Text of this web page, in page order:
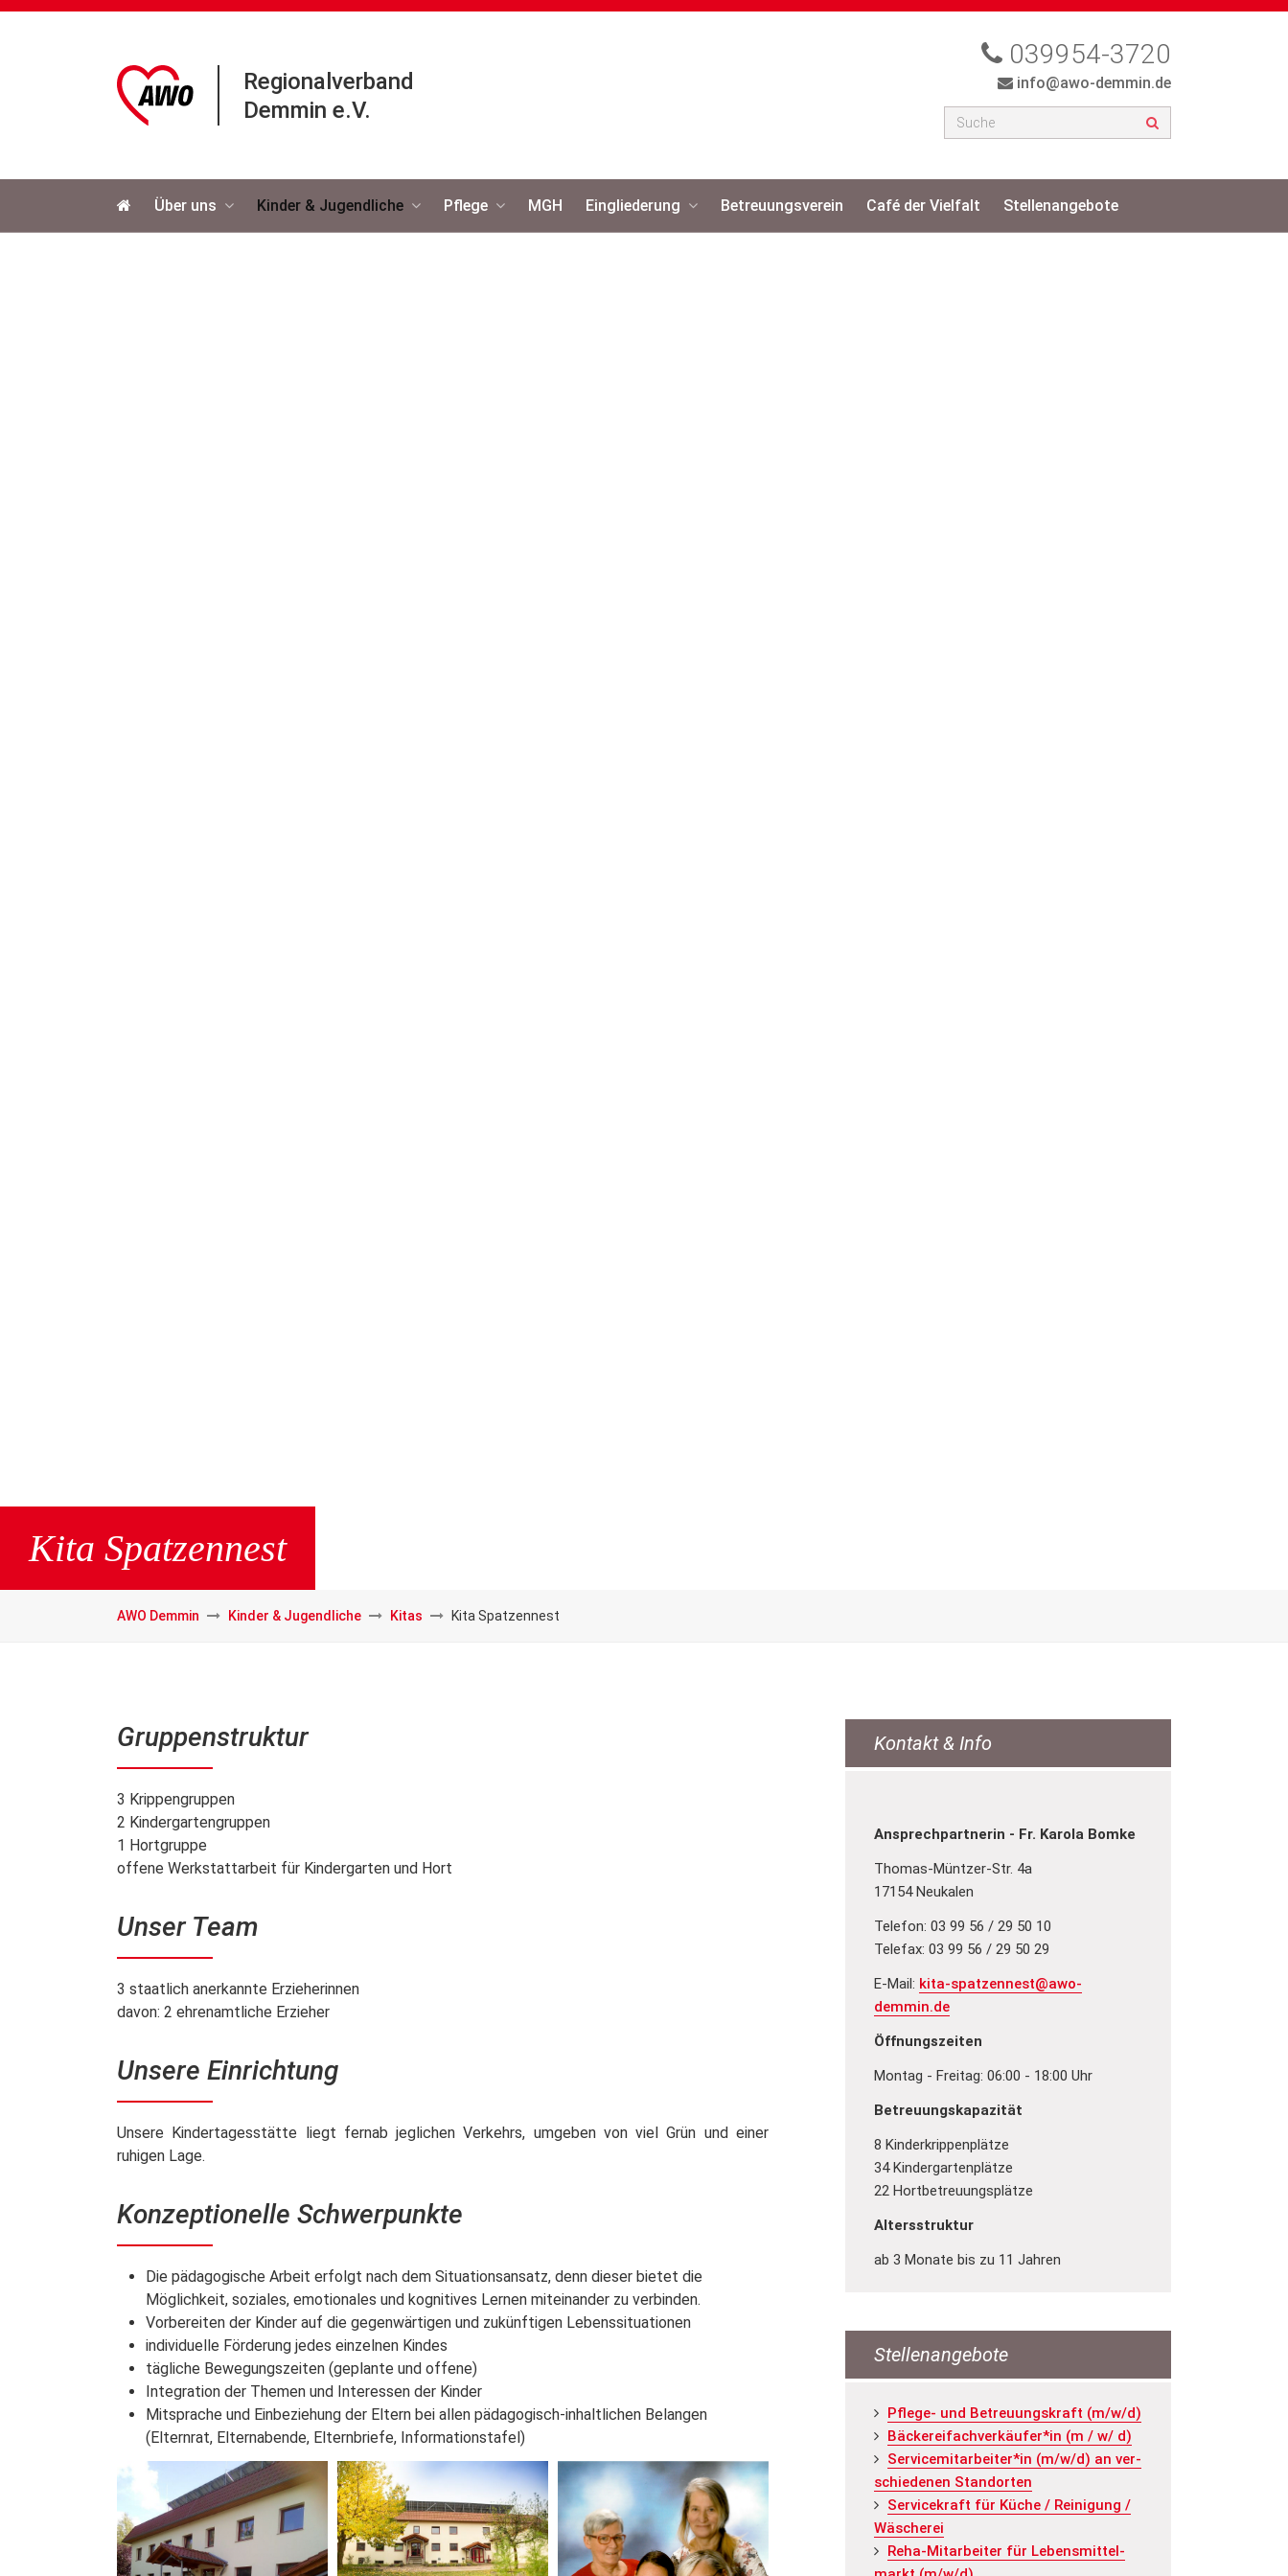
Regionalverband
Demmin e.V.
039954-3720
info@awo-demmin.de
Über uns Kinder & Jugendliche Pflege MGH Eingliederung Betreuungsverein Café der Vielfalt Stellenangebote
Kita Spatzennest
AWO Demmin Kinder & Jugendliche Kitas Kita Spatzennest
Gruppenstruktur
3 Krippengruppen
2 Kindergartengruppen
1 Hortgruppe
offene Werkstattarbeit für Kindergarten und Hort
Unser Team
3 staatlich anerkannte Erzieherinnen
davon: 2 ehrenamtliche Erzieher
Unsere Einrichtung
Unsere Kindertagesstätte liegt fernab jeglichen Verkehrs, umgeben von viel Grün und einer
ruhigen Lage.
Konzeptionelle Schwerpunkte
Die pädagogische Arbeit erfolgt nach dem Situationsansatz, denn dieser bietet die
Möglichkeit, soziales, emotionales und kognitives Lernen miteinander zu verbinden.
Vorbereiten der Kinder auf die gegenwärtigen und zukünftigen Lebenssituationen
individuelle Förderung jedes einzelnen Kindes
tägliche Bewegungszeiten (geplante und offene)
Integration der Themen und Interessen der Kinder
Mitsprache und Einbeziehung der Eltern bei allen pädagogisch-inhaltlichen Belangen
(Elternrat, Elternabende, Elternbriefe, Informationstafel)
Kontakt & Info
Ansprechpartnerin - Fr. Karola Bomke
Thomas-Müntzer-Str. 4a
17154 Neukalen
Telefon: 03 99 56 / 29 50 10
Telefax: 03 99 56 / 29 50 29
E-Mail: kita-spatzennest@awo-
demmin.de
Öffnungszeiten
Montag - Freitag: 06:00 - 18:00 Uhr
Betreuungskapazität
8 Kinderkrippenplätze
34 Kindergartenplätze
22 Hortbetreuungsplätze
Altersstruktur
ab 3 Monate bis zu 11 Jahren
Stellenangebote
Pfle­ge- und Be­treu­ungs­kraft (m/w/d)
Bä­cke­rei­fach­ver­käu­fer*in (m / w/ d)
Ser­vice­mit­ar­bei­ter*in (m/w/d) an ver­
schie­de­nen Stand­or­ten
Ser­vice­kraft für Küche / Rei­ni­gung /
Wä­sche­rei
Reha-Mit­ar­bei­ter für Le­bens­mit­tel­